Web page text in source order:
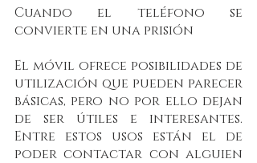
Cuando el teléfono se
convierte en una prisión
El móvil ofrece posibilidades de
utilización que pueden parecer
básicas, pero no por ello dejan
de ser útiles e interesantes.
Entre estos usos están el de
poder contactar con alguien